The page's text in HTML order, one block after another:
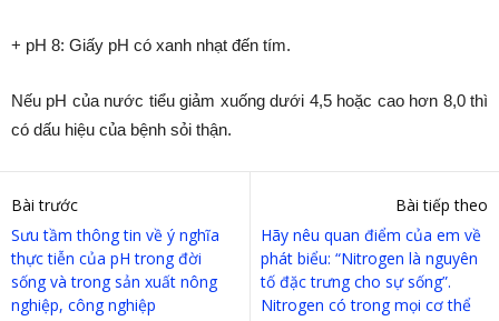
+ pH 8: Giấy pH có xanh nhạt đến tím.
Nếu pH của nước tiểu giảm xuống dưới 4,5 hoặc cao hơn 8,0 thì
có dấu hiệu của bệnh sỏi thận.
Bài trước
Sưu tầm thông tin về ý nghĩa
thực tiễn của pH trong đời
sống và trong sản xuất nông
nghiệp, công nghiệp
Bài tiếp theo
Hãy nêu quan điểm của em về
phát biểu: “Nitrogen là nguyên
tố đặc trưng cho sự sống”.
Nitrogen có trong mọi cơ thể